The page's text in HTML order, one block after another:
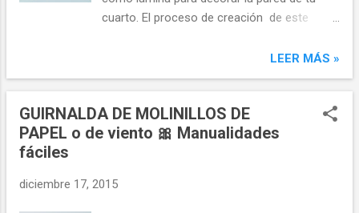
ADEMÁS,PUEDES ENCONTRARME EN... ➳
Blog ➳ Twitter ➳ Instagram ➳ Facebook
cuarto. El proceso de creación de este
son dos regalos en uno (tarjeta+lámina),
figura del zorro necesitas cartón y papel,
además de pegamento en barra. En cuanto a
los materiales de la decoración, puedes
corrector líquido (si no tienes, sustitúyelos
LEER MÁS »
GUIRNALDA DE MOLINILLOS DE
PAPEL o de viento 🎀 Manualidades
fáciles
diciembre 17, 2015